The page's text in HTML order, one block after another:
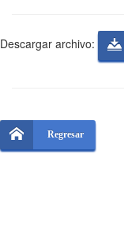
Descargar archivo:
Regresar